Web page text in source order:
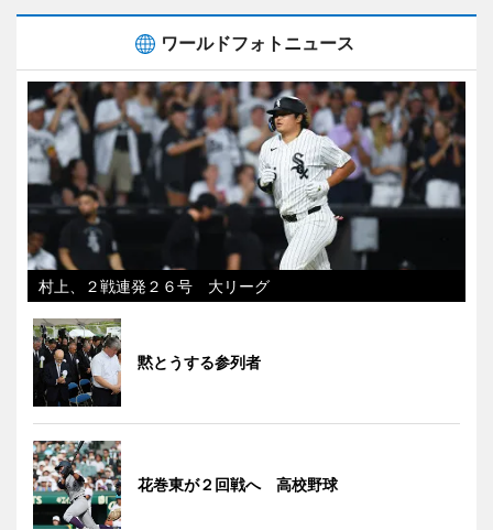
ワールドフォトニュース
村上、２戦連発２６号 大リーグ
黙とうする参列者
花巻東が２回戦へ 高校野球